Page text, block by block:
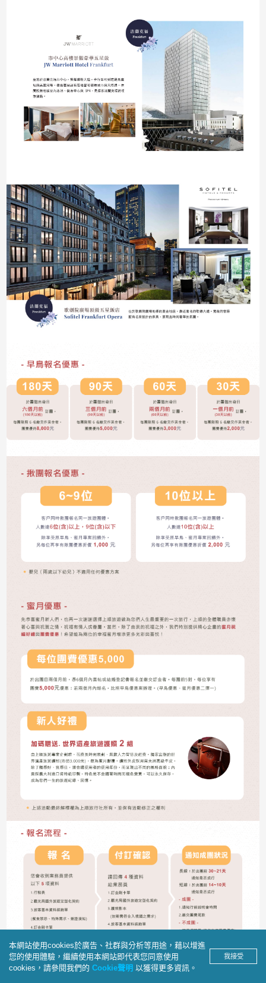
產品洽詢
本網站使用cookies於廣告、社群與分析等用途，藉以增進
您的使用體驗，繼續使用本網站即代表您同意使用
cookies，請參閱我們的 Cookie聲明 以獲得更多資訊。
我接受